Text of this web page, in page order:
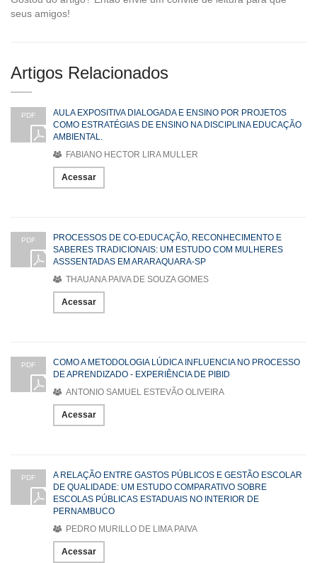
seus amigos!
Artigos Relacionados
PDF
AULA EXPOSITIVA DIALOGADA E ENSINO POR PROJETOS
COMO ESTRATÉGIAS DE ENSINO NA DISCIPLINA EDUCAÇÃO
AMBIENTAL.
FABIANO HECTOR LIRA MULLER
Acessar
PDF
PROCESSOS DE CO-EDUCAÇÃO, RECONHECIMENTO E
SABERES TRADICIONAIS: UM ESTUDO COM MULHERES
ASSSENTADAS EM ARARAQUARA-SP
THAUANA PAIVA DE SOUZA GOMES
Acessar
PDF
COMO A METODOLOGIA LÚDICA INFLUENCIA NO PROCESSO
DE APRENDIZADO - EXPERIÊNCIA DE PIBID
ANTONIO SAMUEL ESTEVÃO OLIVEIRA
Acessar
PDF
A RELAÇÃO ENTRE GASTOS PÚBLICOS E GESTÃO ESCOLAR
DE QUALIDADE: UM ESTUDO COMPARATIVO SOBRE
ESCOLAS PÚBLICAS ESTADUAIS NO INTERIOR DE
PERNAMBUCO
PEDRO MURILLO DE LIMA PAIVA
Acessar